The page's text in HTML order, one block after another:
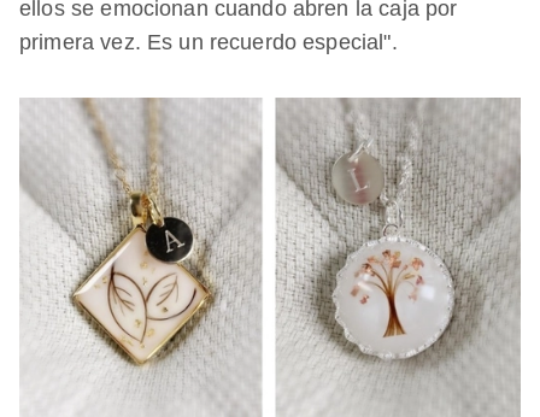
ellos se emocionan cuando abren la caja por
primera vez. Es un recuerdo especial".